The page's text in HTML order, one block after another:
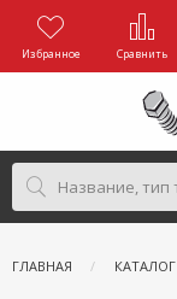
Избранное Сравнить
ГЛАВНАЯ КАТАЛОГ